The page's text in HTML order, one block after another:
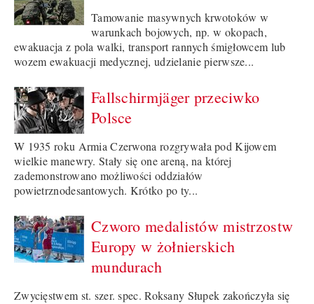
Tamowanie masywnych krwotoków w
warunkach bojowych, np. w okopach,
ewakuacja z pola walki, transport rannych śmigłowcem lub
wozem ewakuacji medycznej, udzielanie pierwsze...
Fallschirmjäger przeciwko
Polsce
W 1935 roku Armia Czerwona rozgrywała pod Kijowem
wielkie manewry. Stały się one areną, na której
zademonstrowano możliwości oddziałów
powietrznodesantowych. Krótko po ty...
Czworo medalistów mistrzostw
Europy w żołnierskich
mundurach
Zwycięstwem st. szer. spec. Roksany Słupek zakończyła się